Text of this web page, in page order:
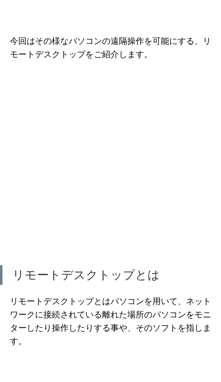
今回はその様なパソコンの遠隔操作を可能にする、リ
モートデスクトップをご紹介します。
リモートデスクトップとは
リモートデスクトップとはパソコンを用いて、ネット
ワークに接続されている離れた場所のパソコンをモニ
ターしたり操作したりする事や、そのソフトを指しま
す。